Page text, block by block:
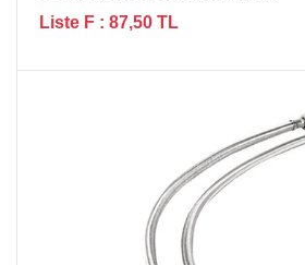
Liste F : 87,50 TL